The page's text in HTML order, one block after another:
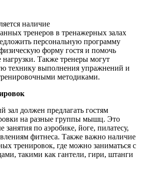
наличие
тренеров в тренажерных залах
персональную программу
форму гостя и помочь
Также тренеры могут
технику выполнения упражнений и
методиками.
должен предлагать гостям
на разные группы мышц. Это
по аэробике, йоге, пилатесу,
фитнеса. Также важно наличие
тренировок, где можно заниматься с
такими как гантели, гири, штанги